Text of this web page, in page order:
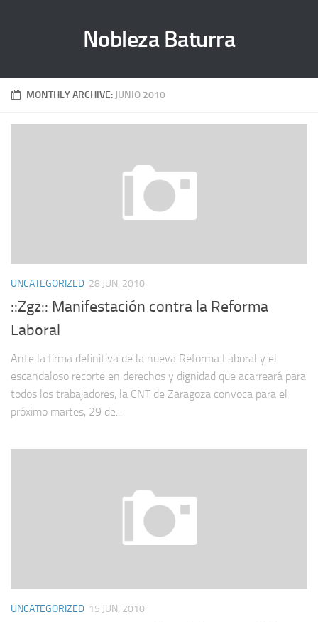
Nobleza Baturra
MONTHLY ARCHIVE: JUNIO 2010
UNCATEGORIZED 28 JUN, 2010
::Zgz:: Manifestación contra la Reforma
Laboral
Ante la firma definitiva de la nueva Reforma Laboral y el
escandaloso recorte en derechos y dignidad que acarreará para
todos los trabaja­dores, la CNT de Zaragoza convoca para el
próximo martes, 29 de...
UNCATEGORIZED 15 JUN, 2010